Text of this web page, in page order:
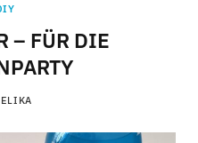
– FÜR DIE